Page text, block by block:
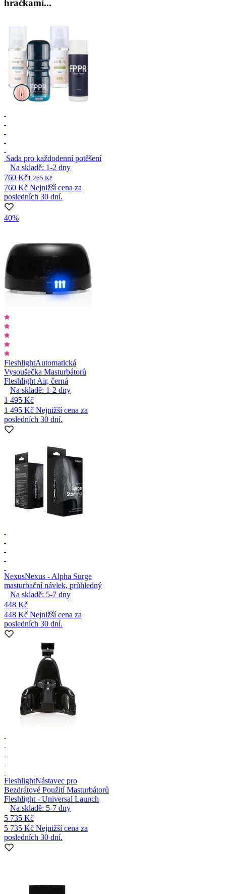
hračkami...
Sada pro každodenní potěšení
Na skladě: 1-2 dny
760 Kč1 265 Kč
760 Kč Nejnižší cena za
posledních 30 dní.
40%
FleshlightAutomatická
Vysoušečka Masturbátorů
Fleshlight Air, černá
Na skladě: 1-2 dny
1 495 Kč
1 495 Kč Nejnižší cena za
posledních 30 dní.
NexusNexus - Alpha Surge
masturbační návlek, průhledný
Na skladě: 5-7 dny
448 Kč
448 Kč Nejnižší cena za
posledních 30 dní.
FleshlightNástavec pro
Bezdrátové Použití Masturbátorů
Fleshlight - Universal Launch
Na skladě: 5-7 dny
5 735 Kč
5 735 Kč Nejnižší cena za
posledních 30 dní.